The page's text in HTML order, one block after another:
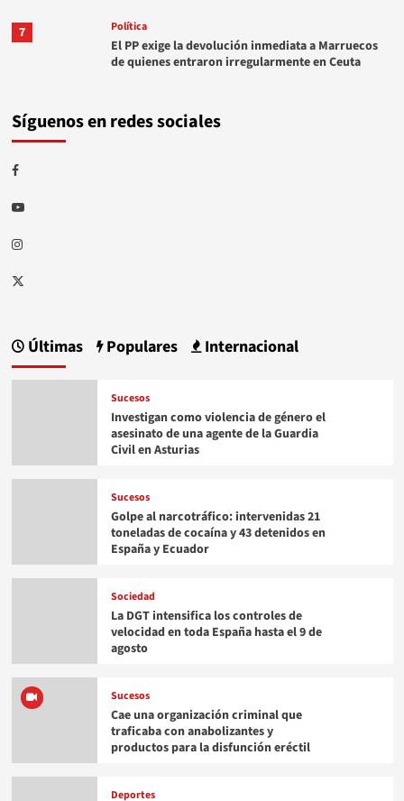
7 Política
El PP exige la devolución inmediata a Marruecos
de quienes entraron irregularmente en Ceuta
Síguenos en redes sociales
Facebook
Youtube
Instagram
Twitter
Últimas Populares Internacional
Sucesos
Investigan como violencia de género el
asesinato de una agente de la Guardia
Civil en Asturias
Sucesos
Golpe al narcotráfico: intervenidas 21
toneladas de cocaína y 43 detenidos en
España y Ecuador
Sociedad
La DGT intensifica los controles de
velocidad en toda España hasta el 9 de
agosto
Sucesos
Cae una organización criminal que
traficaba con anabolizantes y
productos para la disfunción eréctil
Deportes